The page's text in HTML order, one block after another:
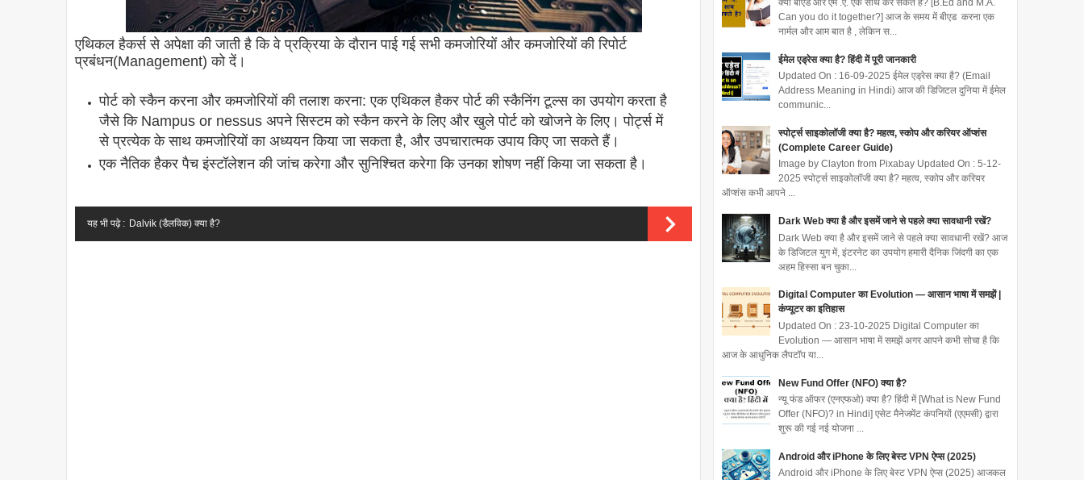
एथिकल हैकर्स से अपेक्षा की जाती है कि वे प्रक्रिया के दौरान पाई गई सभी कमजोरियों और कमजोरियों की रिपोर्ट
प्रबंधन(Management) को दें।
पोर्ट को स्कैन करना और कमजोरियों की तलाश करना: एक एथिकल हैकर पोर्ट की स्कैनिंग टूल्स का उपयोग करता है
जैसे कि Nampus or nessus अपने सिस्टम को स्कैन करने के लिए और खुले पोर्ट को खोजने के लिए। पोर्ट्स में
से प्रत्येक के साथ कमजोरियों का अध्ययन किया जा सकता है, और उपचारात्मक उपाय किए जा सकते हैं।
एक नैतिक हैकर पैच इंस्टॉलेशन की जांच करेगा और सुनिश्चित करेगा कि उनका शोषण नहीं किया जा सकता है।
यह भी पढ़े : Dalvik (डैलविक) क्या है?
क्या बीएड और एम .ए. एक साथ कर सकते है? [B.Ed and M.A.
Can you do it together?] आज के समय में बीएड करना एक
नार्मल और आम बात है , लेकिन स...
ईमेल एड्रेस क्या है? हिंदी में पूरी जानकारी
Updated On : 16-09-2025 ईमेल एड्रेस क्या है? (Email
Address Meaning in Hindi) आज की डिजिटल दुनिया में ईमेल
communic...
स्पोर्ट्स साइकोलॉजी क्या है? महत्व, स्कोप और करियर ऑप्शंस
(Complete Career Guide)
Image by Clayton from Pixabay Updated On : 5-12-
2025 स्पोर्ट्स साइकोलॉजी क्या है? महत्व, स्कोप और करियर
ऑप्शंस कभी आपने ...
Dark Web क्या है और इसमें जाने से पहले क्या सावधानी रखें?
Dark Web क्या है और इसमें जाने से पहले क्या सावधानी रखें? आज
के डिजिटल युग में, इंटरनेट का उपयोग हमारी दैनिक जिंदगी का एक
अहम हिस्सा बन चुका...
Digital Computer का Evolution — आसान भाषा में समझें |
कंप्यूटर का इतिहास
Updated On : 23-10-2025 Digital Computer का
Evolution — आसान भाषा में समझें अगर आपने कभी सोचा है कि
आज के आधुनिक लैपटॉप या...
New Fund Offer (NFO) क्या है?
न्यू फंड ऑफर (एनएफओ) क्या है? हिंदी में [What is New Fund
Offer (NFO)? in Hindi] एसेट मैनेजमेंट कंपनियों (एएमसी) द्वारा
शुरू की गई नई योजना ...
Android और iPhone के लिए बेस्ट VPN ऐप्स (2025)
Android और iPhone के लिए बेस्ट VPN ऐप्स (2025) आजकल